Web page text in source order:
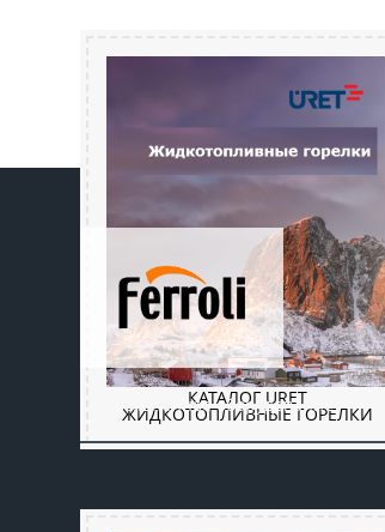
КАТАЛОГ URET
ЖИДКОТОПЛИВНЫЕ ГОРЕЛКИ
Промышленное оборудование